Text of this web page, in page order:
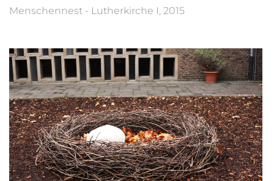
Menschennest - Lutherkirche I, 2015